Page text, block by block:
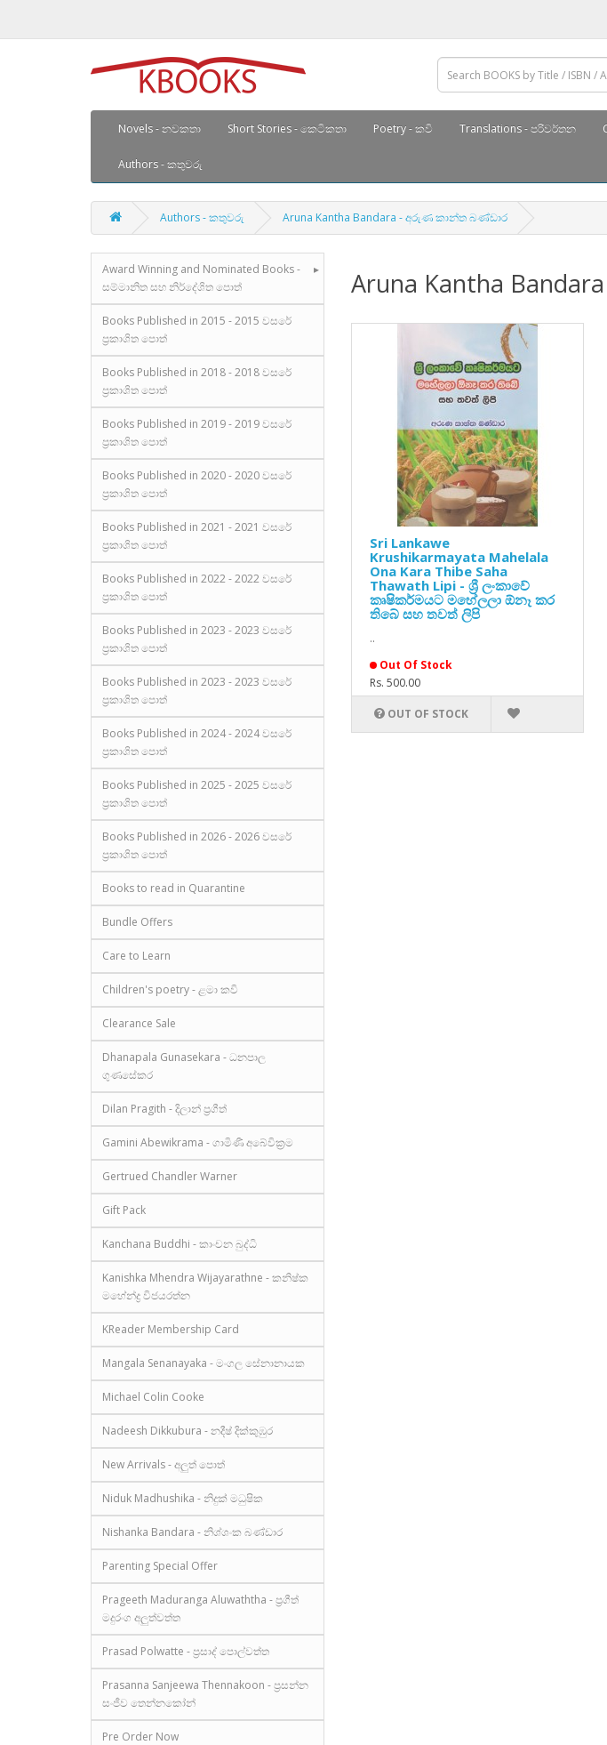
Novels - නවකතා Short Stories - කෙටිකතා Poetry - කවි Translations - පරිවර්තන
Authors - කතුවරු
Authors - කතුවරු Aruna Kantha Bandara - අරුණ කාන්ත බණ්ඩාර
Award Winning and Nominated Books -
සම්මානිත සහ නිර්දේශිත පොත්
Books Published in 2015 - 2015 වසරේ
ප්‍රකාශිත පොත්
Books Published in 2018 - 2018 වසරේ
ප්‍රකාශිත පොත්
Books Published in 2019 - 2019 වසරේ
ප්‍රකාශිත පොත්
Books Published in 2020 - 2020 වසරේ
ප්‍රකාශිත පොත්
Books Published in 2021 - 2021 වසරේ
ප්‍රකාශිත පොත්
Books Published in 2022 - 2022 වසරේ
ප්‍රකාශිත පොත්
Books Published in 2023 - 2023 වසරේ
ප්‍රකාශිත පොත්
Books Published in 2023 - 2023 වසරේ
ප්‍රකාශිත පොත්
Books Published in 2024 - 2024 වසරේ
ප්‍රකාශිත පොත්
Books Published in 2025 - 2025 වසරේ
ප්‍රකාශිත පොත්
Books Published in 2026 - 2026 වසරේ
ප්‍රකාශිත පොත්
Books to read in Quarantine
Bundle Offers
Care to Learn
Children's poetry - ළමා කවි
Clearance Sale
Dhanapala Gunasekara - ධනපාල
ගුණසේකර
Dilan Pragith - දිලාන් ප්‍රගීත්
Gamini Abewikrama - ගාමිණී අබේවික්‍රම
Gertrued Chandler Warner
Gift Pack
Kanchana Buddhi - කාංචන බුද්ධි
Kanishka Mhendra Wijayarathne - කනිෂ්ක
මහේන්ද්‍ර විජයරත්න
KReader Membership Card
Mangala Senanayaka - මංගල සේනානායක
Michael Colin Cooke
Nadeesh Dikkubura - නදීෂ් දික්කුඹුර
New Arrivals - අලුත් පොත්
Niduk Madhushika - නිදුක් මධුෂික
Nishanka Bandara - නිශ්ශංක බණ්ඩාර
Parenting Special Offer
Prageeth Maduranga Aluwaththa - ප්‍රගීත්
මදුරංග අලුත්වත්ත
Prasad Polwatte - ප්‍රසාද් පොල්වත්ත
Prasanna Sanjeewa Thennakoon - ප්‍රසන්න
සංජීව තෙන්නකෝන්
Pre Order Now
Aruna Kantha
Sri Lankawe
Krushikarmayata Mahelala
Ona Kara Thibe Saha
Thawath Lipi - ශ්‍රී ලංකාවේ
කෘෂිකර්මයට මහේලලා ඕනෑ කර
තිබේ සහ තවත් ලිපි
..
Out Of Stock
Rs. 500.00
OUT OF STOCK